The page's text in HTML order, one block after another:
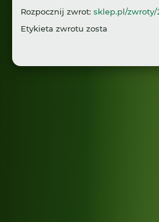
Rozpocznij zwrot: sklep.pl/zwroty/
Etykieta zwrotu zostanie wysłana